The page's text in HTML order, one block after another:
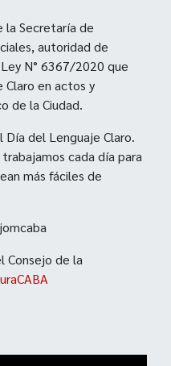
la Secretaría de
autoridad de
N° 6367/2020 que
Claro en actos y
de la Ciudad.
del Lenguaje Claro.
cada día para
más fáciles de
Consejo de la